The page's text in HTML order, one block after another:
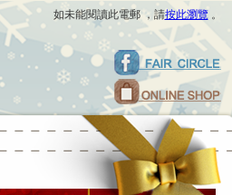
如未能閱讀此電郵 ，請按此瀏覽。